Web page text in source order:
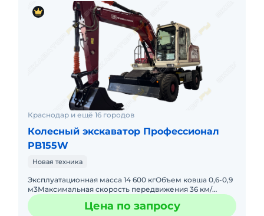
Краснодар и ещё 16 городов
Колесный экскаватор Профессионал
PB155W
Новая техника
Эксплуатационная масса 14 600 кгОбъем ковша 0,6-0,9
м3Максимальная скорость передвижения 36 км/
чМаксимальная скорость вращения 11 об/мин Длина
стрелы 4 300 ммДлЦена по запросу